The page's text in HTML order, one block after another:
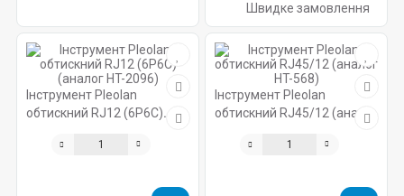
Швидке замовлення
Інструмент Pleolan
обтискний RJ12 (6P6C)
Інструмент Pleolan
обтискний RJ45/12 (аналог